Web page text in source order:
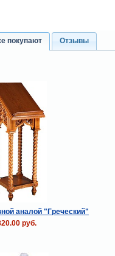
покупают Отзывы
аналой "Греческий"
руб.